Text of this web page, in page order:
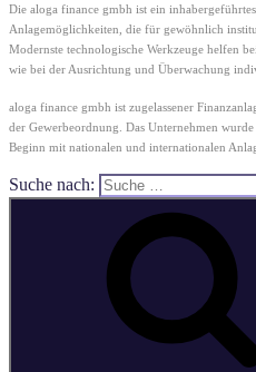
Die aloga finance gmbh ist ein
Anlagemöglichkeiten, die für gewöhnlich
Modernste technologische Werkzeuge helfen
wie bei der Ausrichtung und Überwachung
aloga finance gmbh ist zugelassener
der Gewerbeordnung. Das Unternehmen
Beginn mit nationalen und internationalen
Suche nach: